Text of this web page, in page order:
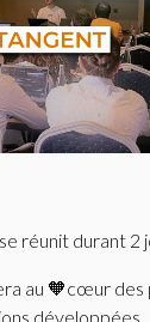
réunit durant
au 🧡cœur des
développées.